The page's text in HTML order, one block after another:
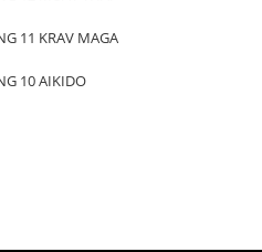
11 KRAV MAGA
10 AIKIDO